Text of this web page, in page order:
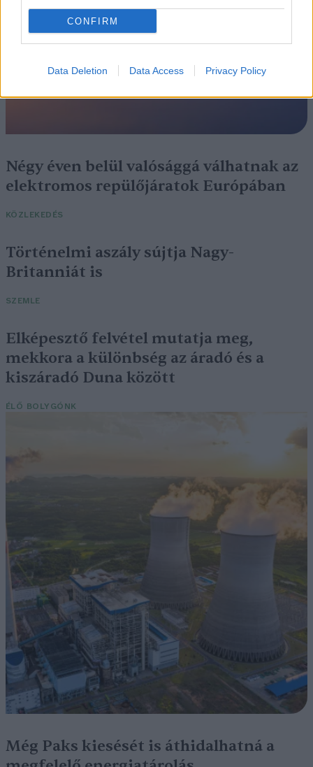
CONFIRM
Data Deletion Data Access Privacy Policy
Négy éven belül valósággá válhatnak az
elektromos repülőjáratok Európában
KÖZLEKEDÉS
Történelmi aszály sújtja Nagy-
Britanniát is
SZEMLE
Elképesztő felvétel mutatja meg,
mekkora a különbség az áradó és a
kiszáradó Duna között
ÉLŐ BOLYGÓNK
Még Paks kiesését is áthidalhatná a